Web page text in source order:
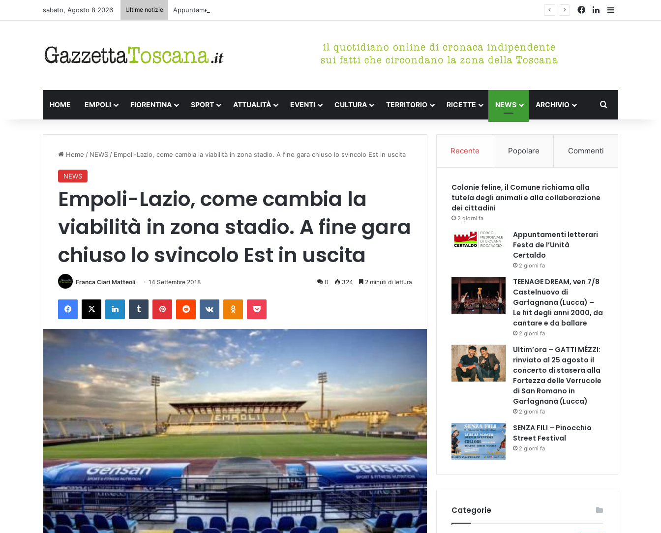
sabato, Agosto 8 2026 Ultime notizie Appuntamenti letterari Festa de l’Unità Certaldo Facebook
LinkedIn
HOME EMPOLI FIORENTINA SPORT ATTUALITÀ EVENTI CULTURA TERRITORIO RICETTE NEWS ARCHIVIO
Home / NEWS / Empoli-Lazio, come cambia la viabilità in zona stadio. A fine gara chiuso lo svincolo Est in uscita
NEWS
Empoli-Lazio, come cambia la
viabilità in zona stadio. A fine gara
chiuso lo svincolo Est in uscita
Franca Ciari Matteoli 14 Settembre 2018 0 324 2 minuti di lettura
Recente Popolare Commenti
Colonie feline, il Comune richiama alla
tutela degli animali e alla collaborazione
dei cittadini
2 giorni fa
Appuntamenti letterari
Festa de l’Unità
Certaldo
2 giorni fa
TEENAGE DREAM, ven 7/8
Castelnuovo di
Garfagnana (Lucca) –
Le hit degli anni 2000, da
cantare e da ballare
2 giorni fa
Ultim’ora – GATTI MÉZZI:
rinviato al 25 agosto il
concerto di stasera alla
Fortezza delle Verrucole
di San Romano in
Garfagnana (Lucca)
2 giorni fa
SENZA FILI – Pinocchio
Street Festival
2 giorni fa
Categorie